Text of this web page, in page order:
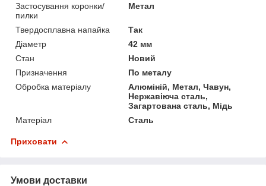
Застосування коронки/
пилки
Метал
Твердосплавна напайка
Так
Діаметр
42 мм
Стан
Новий
Призначення
По металу
Обробка матеріалу
Алюміній, Метал, Чавун,
Нержавіюча сталь,
Загартована сталь, Мідь
Матеріал
Сталь
Приховати
Умови доставки